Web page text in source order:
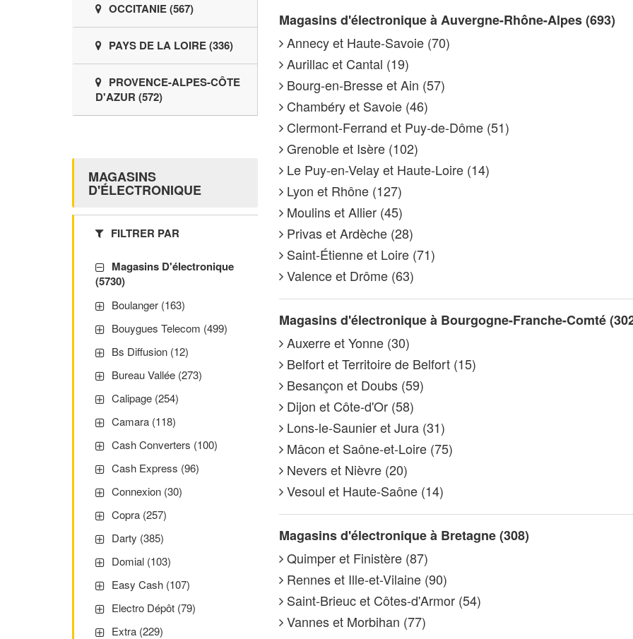
Magasins d'électronique à Auvergne-Rhône-Alpes (693)
Annecy et Haute-Savoie (70)
Aurillac et Cantal (19)
Bourg-en-Bresse et Ain (57)
Chambéry et Savoie (46)
Clermont-Ferrand et Puy-de-Dôme (51)
Grenoble et Isère (102)
Le Puy-en-Velay et Haute-Loire (14)
Lyon et Rhône (127)
Moulins et Allier (45)
Privas et Ardèche (28)
Saint-Étienne et Loire (71)
Valence et Drôme (63)
Magasins d'électronique à Bourgogne-Franche-Comté
Auxerre et Yonne (30)
Belfort et Territoire de Belfort (15)
Besançon et Doubs (59)
Dijon et Côte-d'Or (58)
Lons-le-Saunier et Jura (31)
Mâcon et Saône-et-Loire (75)
Nevers et Nièvre (20)
Vesoul et Haute-Saône (14)
Magasins d'électronique à Bretagne (308)
Quimper et Finistère (87)
Rennes et Ille-et-Vilaine (90)
Saint-Brieuc et Côtes-d'Armor (54)
Vannes et Morbihan (77)
OCCITANIE (567)
PAYS DE LA LOIRE (336)
PROVENCE-ALPES-CÔTE
D'AZUR (572)
MAGASINS
D'ÉLECTRONIQUE
FILTRER PAR
Magasins D'électronique
(5730)
Boulanger (163)
Bouygues Telecom (499)
Bs Diffusion (12)
Bureau Vallée (273)
Calipage (254)
Camara (118)
Cash Converters (100)
Cash Express (96)
Connexion (30)
Copra (257)
Darty (385)
Domial (103)
Easy Cash (107)
Electro Dépôt (79)
Extra (229)